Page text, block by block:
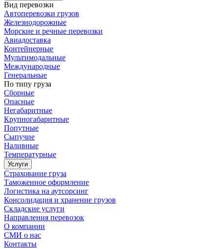
Вид перевозки
Автоперевозки грузов
Железнодорожные
Морские и речные перевозки
Авиадоставка
Контейнерные
Мультимодальные
Международные
Генеральные
По типу груза
Сборные
Опасные
Негабаритные
Крупногабаритные
Попутные
Сыпучие
Наливные
Температурные
Услуги
Страхование груза
Таможенное оформление
Логистика на аутсорсинг
Консолидация и хранение грузов
Складские услуги
Направления перевозок
О компании
СМИ о нас
Контакты